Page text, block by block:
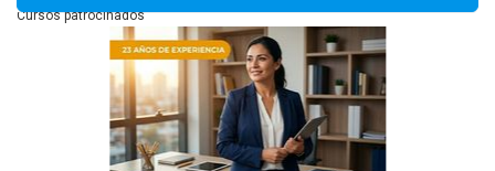
Cursos patrocinados